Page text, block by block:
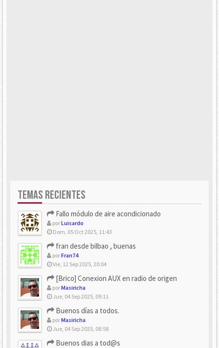
TEMAS RECIENTES
Fallo módulo de aire acondicionado
porLuisardo
Dom, 05 Oct 2025, 11:43
fran desde bilbao , buenas
porFran74
Vie, 12 Sep 2025, 20:04
[Brico] Conexion AUX en radio de origen
porMasiricha
Jue, 04 Sep 2025, 09:11
Buenos días a todos.
porMasiricha
Jue, 04 Sep 2025, 08:58
Buenos dias a tod@s